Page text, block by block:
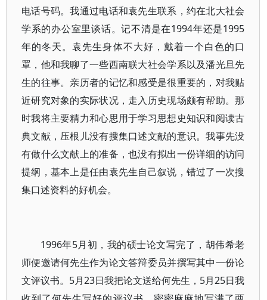
电话号码。我通过电话和袁先生联系，约在北大社会
学系的办公室里谈话。记不清是在1994年还是1995
年的冬天。袁先生身体不大好，戴着一个白色的口
罩，他和我聊了一些西南联大社会学系以及潘光旦先
生的往事。亲历者的记忆和感受是很重要的，对我贴
近研究对象的实际状况，走入历史现场颇有帮助。那
时我将主要精力和心思用于学习思想史知识和阅读古
典文献，压根儿没有搜集口述文献的意识。我事先没
有做什么文献上的准备，也没有拟出一份详细的访问
提纲，基本上是任由袁先生自己叙说，错过了一次搜
集口述资料的好机会。
1996年5月初，我的硕士论文写完了，胡伟希老
师便邀请何先生作为论文答辩委员并撰写其中一份论
文评议书。5月23日我把论文送给何先生，5月25日我